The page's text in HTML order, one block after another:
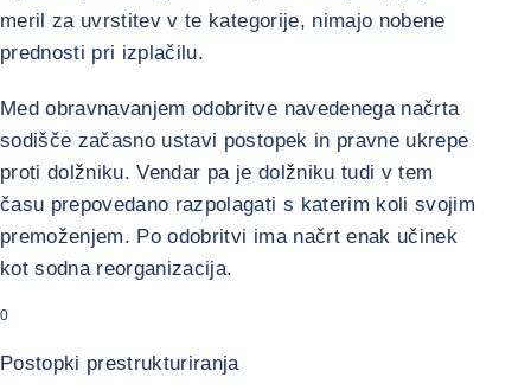
meril za uvrstitev v te kategorije, nimajo nobene
prednosti pri izplačilu.
Med obravnavanjem odobritve navedenega načrta
sodišče začasno ustavi postopek in pravne ukrepe
proti dolžniku. Vendar pa je dolžniku tudi v tem
času prepovedano razpolagati s katerim koli svojim
premoženjem. Po odobritvi ima načrt enak učinek
kot sodna reorganizacija.
0
Postopki prestrukturiranja